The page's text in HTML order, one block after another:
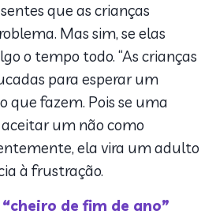
que as crianças
Mas sim, se elas
o tempo todo. “As crianças
para esperar um
que fazem. Pois se uma
um não como
ela vira um adulto
à frustração.
“cheiro de fim de ano”